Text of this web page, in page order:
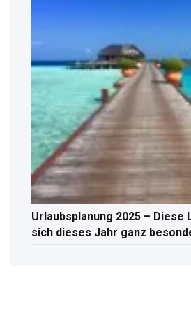
Urlaubsplanung 2025 – Diese
sich dieses Jahr ganz